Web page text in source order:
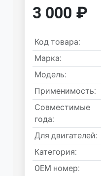
3 000 ₽
Код товара:
Марка:
Модель:
Применимость:
Совместимые
года:
Для двигателей:
Категория:
OEM номер: